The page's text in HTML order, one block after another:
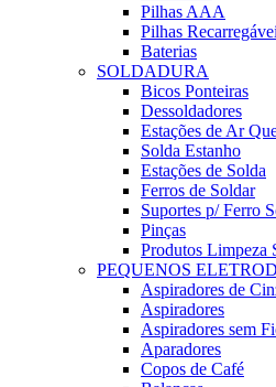
Pilhas AAA
Pilhas
Baterias
SOLDADURA
Bicos Ponteiras
Dessoldadores
Estações de Ar
Solda Estanho
Estações de Solda
Ferros de Soldar
Suportes p/ Ferro
Pinças
Produtos Limpeza
PEQUENOS
Aspiradores de
Aspiradores
Aspiradores sem
Aparadores
Copos de Café